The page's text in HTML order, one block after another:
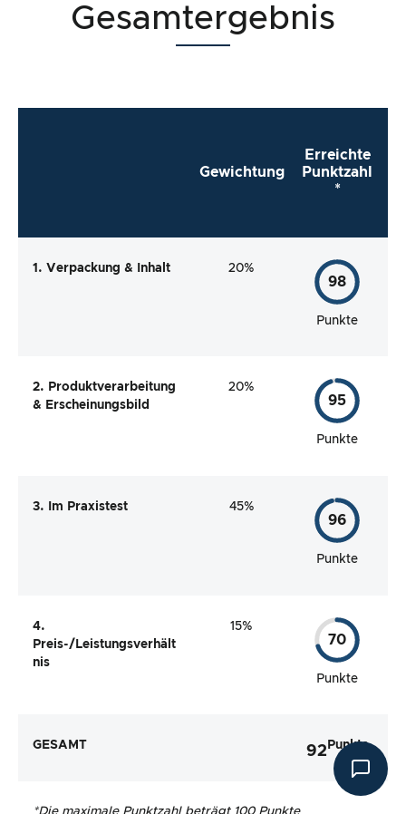
Gesamtergebnis
Gewichtung
Erreichte
Punktzahl
*
1. Verpackung & Inhalt 20%
98
Punkte
2. Produktverarbeitung
& Erscheinungsbild
20%
95
Punkte
3. Im Praxistest 45%
96
Punkte
4.
Preis-/Leistungsverhält
nis
15%
70
Punkte
GESAMT 92 Punkte
*Die maximale Punktzahl beträgt 100 Punkte